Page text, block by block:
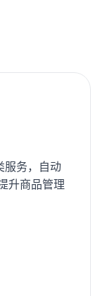
服务，自动
升商品管理